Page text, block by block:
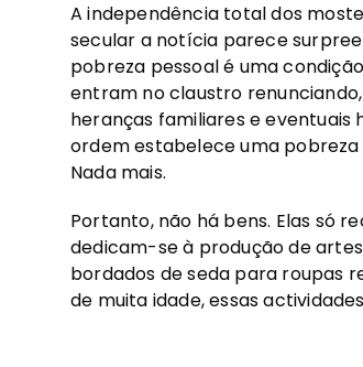
A independência total dos
secular a notícia parece
pobreza pessoal é uma
entram no claustro
heranças familiares e
ordem estabelece uma
Nada mais.
Portanto, não há bens. Elas só
dedicam-se à produção de
bordados de seda para roupas
de muita idade, essas